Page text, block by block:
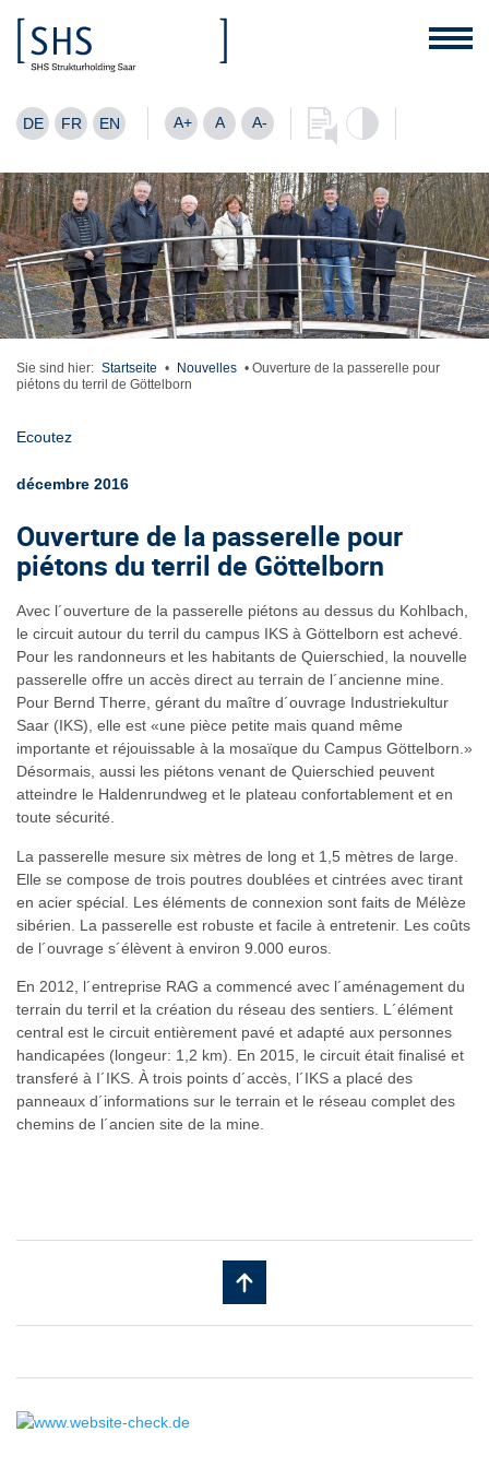
DE FR EN A+ A A-
Sie sind hier: Startseite • Nouvelles • Ouverture de la passerelle pour
piétons du terril de Göttelborn
Ecoutez
décembre 2016
Ouverture de la passerelle pour
piétons du terril de Göttelborn
Avec l´ouverture de la passerelle piétons au dessus du Kohlbach,
le circuit autour du terril du campus IKS à Göttelborn est achevé.
Pour les randonneurs et les habitants de Quierschied, la nouvelle
passerelle offre un accès direct au terrain de l´ancienne mine.
Pour Bernd Therre, gérant du maître d´ouvrage Industriekultur
Saar (IKS), elle est «une pièce petite mais quand même
importante et réjouissable à la mosaïque du Campus Göttelborn.»
Désormais, aussi les piétons venant de Quierschied peuvent
atteindre le Haldenrundweg et le plateau confortablement et en
toute sécurité.
La passerelle mesure six mètres de long et 1,5 mètres de large.
Elle se compose de trois poutres doublées et cintrées avec tirant
en acier spécial. Les éléments de connexion sont faits de Mélèze
sibérien. La passerelle est robuste et facile à entretenir. Les coûts
de l´ouvrage s´élèvent à environ 9.000 euros.
En 2012, l´entreprise RAG a commencé avec l´aménagement du
terrain du terril et la création du réseau des sentiers. L´élément
central est le circuit entièrement pavé et adapté aux personnes
handicapées (longeur: 1,2 km). En 2015, le circuit était finalisé et
transferé à I´IKS. À trois points d´accès, l´IKS a placé des
panneaux d´informations sur le terrain et le réseau complet des
chemins de l´ancien site de la mine.